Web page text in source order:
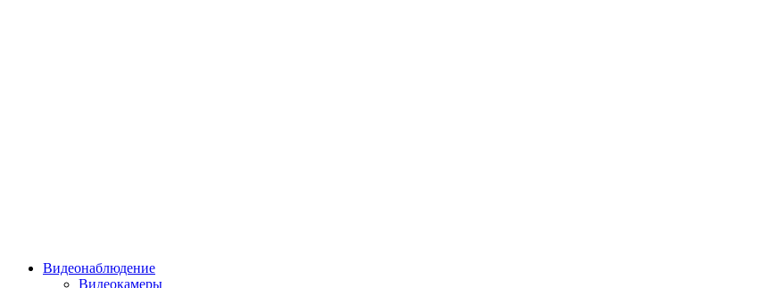
Видеонаблюдение
Видеокамеры